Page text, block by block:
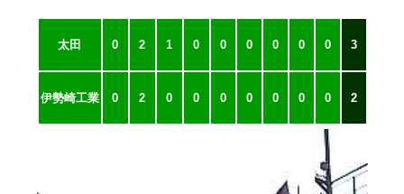
太田 0 2 1 0 0 0 0 0 0 3
伊勢崎工業 0 2 0 0 0 0 0 0 0 2